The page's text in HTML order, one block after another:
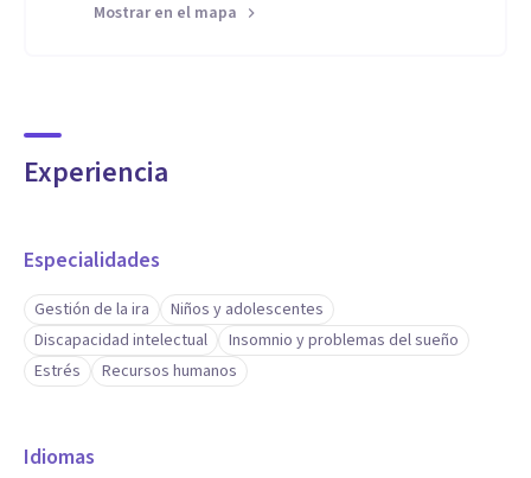
Mostrar en el mapa
Experiencia
Especialidades
Gestión de la ira
Niños y adolescentes
Discapacidad intelectual
Insomnio y problemas del sueño
Estrés
Recursos humanos
Idiomas